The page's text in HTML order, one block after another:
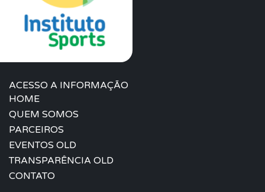
ACESSO A INFORMAÇÃO
HOME
QUEM SOMOS
PARCEIROS
EVENTOS OLD
TRANSPARÊNCIA OLD
CONTATO